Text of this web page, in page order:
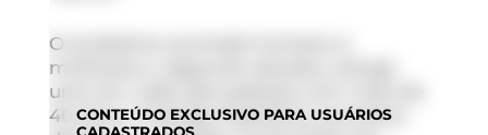
O problema acomete homens e
mulheres e, segundo estudos, atinge
uma em cada seis pessoas com mais de
40 anos. A bexiga hiperativa acontece
CONTEÚDO EXCLUSIVO PARA USUÁRIOS